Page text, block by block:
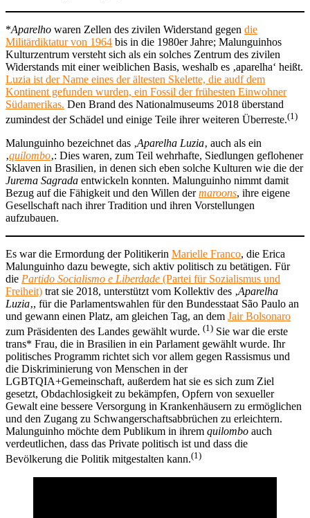
*Aparelho waren Zellen des zivilen Widerstand gegen die
Militärdiktatur von 1964 bis in die 1980er Jahre; Malunguinhos
Kulturzentrum versteht sich als ein solches Zentrum des zivilen
Widerstands mit einer weiblichen Basis, weshalb es ‚aparelha‘ heißt.
Luzia ist der Name eines der ältesten Skelette, die audf dem
Kontinent gefunden wurden, ein Fossil der frühesten Einwohner
Südamerikas. Den Brand des Nationalmuseums 2018 überstand
zumindest der Schädel und einige Teile ihrer weiteren Überreste.(1)
Malunguinho bezeichnet das ‚Aparelha Luzia‚ auch als ein
‚quilombo‚: Dies waren, zum Teil wehrhafte, Siedlungen geflohener
Sklaven in Brasilien, in denen sich eben solche Kulturen wie die der
Jurema Sagrada entwickeln konnten. Malunguinho nimmt damit
Bezug auf die Fähigkeit und den Willen dermaroons, ihre eigene
Gesellschaft nach ihrer Tradition und ihren Vorstellungen
aufzubauen.
Es war die Ermordung der Politikerin Marielle Franco, die Erica
Malunguinho dazu bewegte, sich aktiv politisch zu betätigen. Für
die Partido Socialismo e Liberdade (Partei für Sozialismus und
Freiheit) trat sie 2018, unterstützt vom Kollektiv des ‚Aparelha
Luzia‚, für die Parlamentswahlen für den Bundesstaat São Paulo an
und gewann einen Platz, am gleichen Tag, an dem Jair Bolsonaro
zum Präsidenten des Landes gewählt wurde. (1) Sie war die erste
trans* Frau, die in Brasilien in ein Parlament gewählt wurde. Ihr
politisches Programm richtet sich vor allem gegen Rassismus und
die Diskriminierung von Menschen in der
LGBTQIA+Gemeinschaft, außerdem hat sie es sich zum Ziel
gesetzt, Obdachlosigkeit zu bekämpfen, Opfern von sexueller
Gewalt eine bessere Versorgung in Krankenhäusern zu ermöglichen
und den Zugang zu Schwangerschaftsabbrüchen zu erleichtern.
Malunguinho möchte dem Publikum in ihrem quilombo auch
verdeutlichen, dass das Private politisch ist und dass die
Bevölkerung die Politik mitgestalten kann.(1)